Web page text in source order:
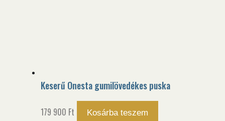
Keserű Onesta gumilövedékes puska
179 900 Ft Kosárba teszem